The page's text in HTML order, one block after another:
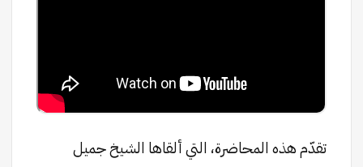
تقدّم هذه المحاضرة، التي ألقاها الشيخ جميل